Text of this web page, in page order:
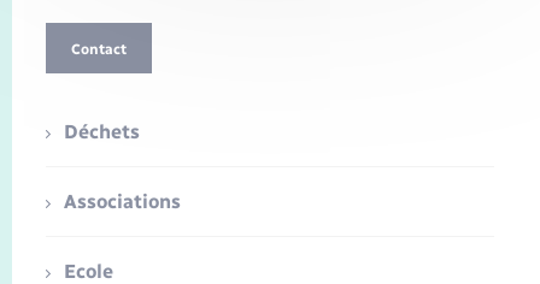
Contact
Déchets
Associations
Ecole